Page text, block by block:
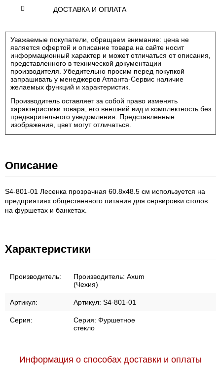
ДОСТАВКА И ОПЛАТА
Уважаемые покупатели, обращаем внимание: цена не
является офертой и описание товара на сайте носит
информационный характер и может отличаться от описания,
представленного в технической документации
производителя. Убедительно просим перед покупкой
запрашивать у менеджеров Атланта-Сервис наличие
желаемых функций и характеристик.
Производитель оставляет за собой право изменять
характеристики товара, его внешний вид и комплектность без
предварительного уведомления. Представленные
изображения, цвет могут отличаться.
Описание
S4-801-01 Лесенка прозрачная 60.8х48.5 см используется на
предприятиях общественного питания для сервировки столов
на фуршетах и банкетах.
Характеристики
Производитель: Производитель: Axum
(Чехия)
Артикул: Артикул: S4-801-01
Серия: Серия: Фуршетное
стекло
Информация о способах доставки и оплаты